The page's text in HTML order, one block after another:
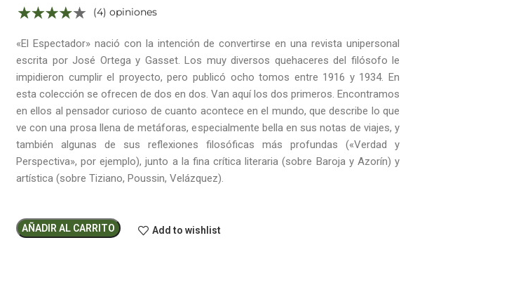
(4) opiniones
«El Espectador» nació con la intención de convertirse en una revista unipersonal
escrita por José Ortega y Gasset. Los muy diversos quehaceres del filósofo le
impidieron cumplir el proyecto, pero publicó ocho tomos entre 1916 y 1934. En
esta colección se ofrecen de dos en dos. Van aquí los dos primeros. Encontramos
en ellos al pensador curioso de cuanto acontece en el mundo, que describe lo que
ve con una prosa llena de metáforas, especialmente bella en sus notas de viajes, y
también algunas de sus reflexiones filosóficas más profundas («Verdad y
Perspectiva», por ejemplo), junto a la fina crítica literaria (sobre Baroja y Azorín) y
artística (sobre Tiziano, Poussin, Velázquez).
AÑADIR AL CARRITO Add to wishlist